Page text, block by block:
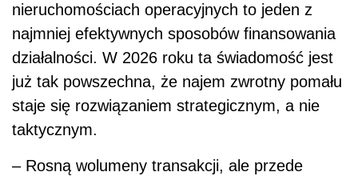
nieruchomościach operacyjnych to jeden z
najmniej efektywnych sposobów finansowania
działalności. W 2026 roku ta świadomość jest
już tak powszechna, że najem zwrotny pomału
staje się rozwiązaniem strategicznym, a nie
taktycznym.
– Rosną wolumeny transakcji, ale przede